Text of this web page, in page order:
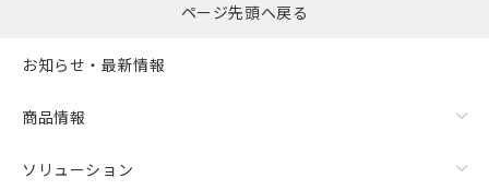
ページ先頭へ戻る
お知らせ・最新情報
商品情報
ソリューション